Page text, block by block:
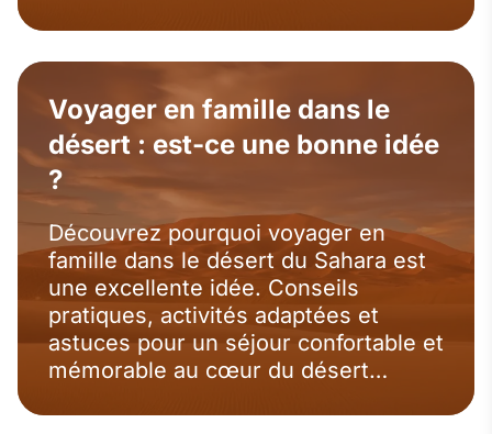
du Sahara marocain.
Voyager en famille dans le
désert : est-ce une bonne idée
?
Découvrez pourquoi voyager en
famille dans le désert du Sahara est
une excellente idée. Conseils
pratiques, activités adaptées et
astuces pour un séjour confortable et
mémorable au cœur du désert